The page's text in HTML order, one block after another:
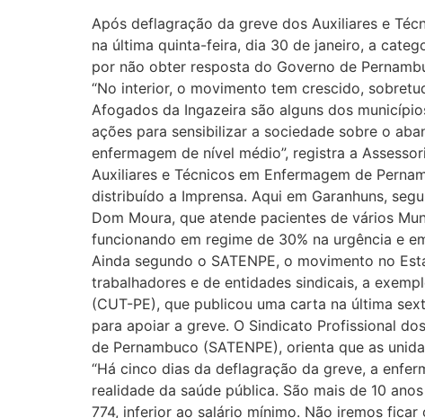
Após deflagração da greve dos Auxiliares e
na última quinta-feira, dia 30 de janeiro, a
por não obter resposta do Governo de
“No interior, o movimento tem crescido,
Afogados da Ingazeira são alguns dos
ações para sensibilizar a sociedade sobre o
enfermagem de nível médio”, registra a
Auxiliares e Técnicos em Enfermagem de
distribuído a Imprensa. Aqui em Garanhuns,
Dom Moura, que atende pacientes de vários
funcionando em regime de 30% na urgência e
Ainda segundo o SATENPE, o movimento no
trabalhadores e de entidades sindicais, a
(CUT-PE), que publicou uma carta na última
para apoiar a greve. O Sindicato Profissional
de Pernambuco (SATENPE), orienta que as
“Há cinco dias da deflagração da greve, a
realidade da saúde pública. São mais de 10
774, inferior ao salário mínimo. Não iremos